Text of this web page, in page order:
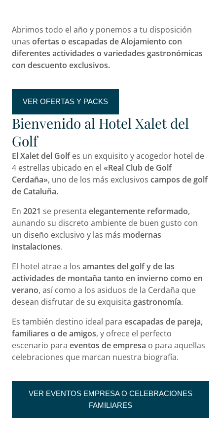
Bienvenido al Hotel Xalet del
Golf
El Xalet del Golfes un exquisito y acogedor hotel de
4 estrellas ubicado en el «Real Club de Golf
Cerdaña», uno de los más exclusivos campos de golf
de Cataluña.
En 2021 se presenta elegantemente reformado,
aunando su discreto ambiente de buen gusto con
un diseño exclusivo y las más modernas
instalaciones.
El hotel atrae a los amantes del golf y de las
actividades de montaña tanto en invierno como en
verano, así como a los asiduos de la Cerdaña que
desean disfrutar de su exquisita gastronomía.
Es también destino ideal para escapadas de pareja,
familiares o de amigos, y ofrece el perfecto
escenario para eventos de empresa o para aquellas
celebraciones que marcan nuestra biografía.
VER EVENTOS EMPRESA O CELEBRACIONES
FAMILIARES
Abrimos todo el año y ponemos a tu disposición
unas ofertas o escapadas de Alojamiento con
diferentes actividades o variedades gastronómicas
con descuento exclusivos.
VER OFERTAS Y PACKS